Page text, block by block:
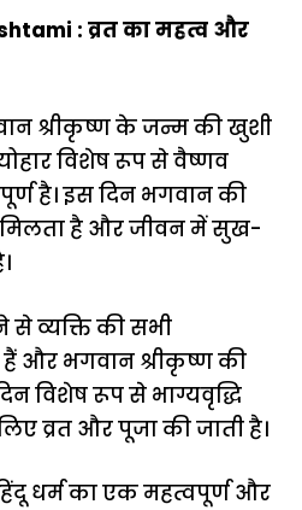
: व्रत का महत्व और
श्रीकृष्ण के जन्म की खुशी
विशेष रूप से वैष्णव
है। इस दिन भगवान की
है और जीवन में सुख-
से व्यक्ति की सभी
हैं और भगवान श्रीकृष्ण की
विशेष रूप से भाग्यवृद्धि
व्रत और पूजा की जाती है।
धर्म का एक महत्वपूर्ण और